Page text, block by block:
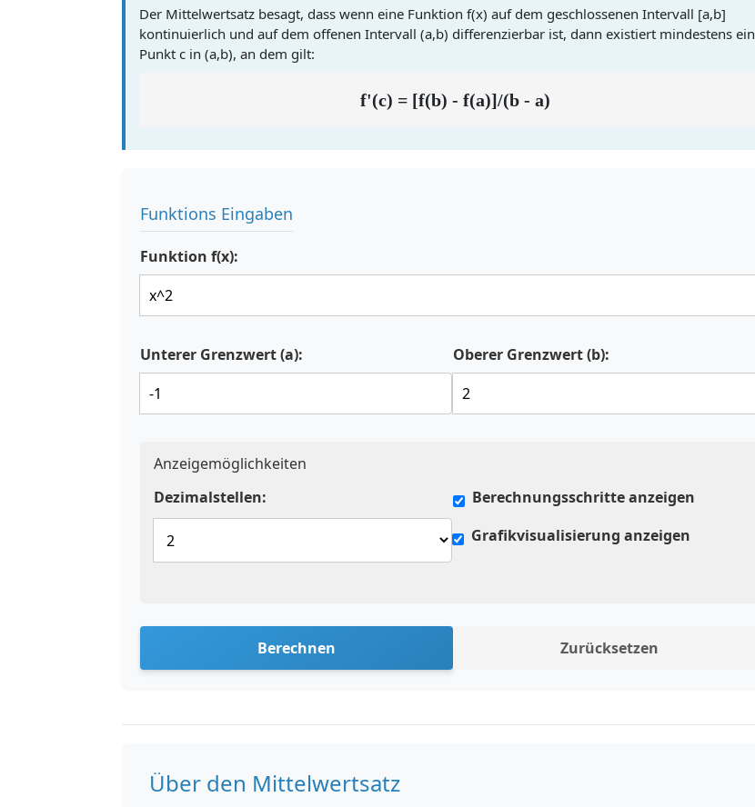
Der Mittelwertsatz besagt, dass wenn eine Funktion f(x) auf dem geschlossenen Intervall [a,b]
kontinuierlich und auf dem offenen Intervall (a,b) differenzierbar ist, dann existiert mindestens ein
Punkt c in (a,b), an dem gilt:
f'(c) = [f(b) - f(a)]/(b - a)
Funktions Eingaben
Funktion f(x):
Unterer Grenzwert (a): Oberer Grenzwert (b):
Anzeigemöglichkeiten
Dezimalstellen:
Berechnungsschritte anzeigen
Grafikvisualisierung anzeigen
Berechnen Zurücksetzen
Über den Mittelwertsatz